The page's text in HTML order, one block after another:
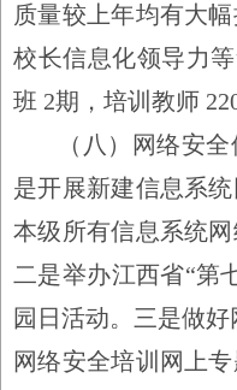
质量较上年均有大
校长信息化领导力
班 2期，培训教师
（八）网络安
是开展新建信息系
本级所有信息系统网
二是举办江西省“第
园日活动。三是做
网络安全培训网上